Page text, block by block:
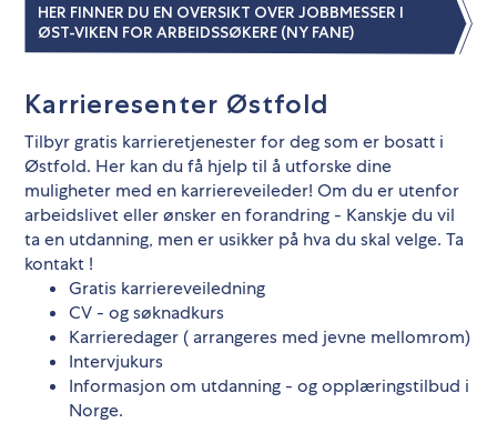
HER FINNER DU EN OVERSIKT OVER JOBBMESSER I
ØST-VIKEN FOR ARBEIDSSØKERE (NY FANE)
Karrieresenter Østfold
Tilbyr gratis karrieretjenester for deg som er bosatt i
Østfold. Her kan du få hjelp til å utforske dine
muligheter med en karriereveileder! Om du er utenfor
arbeidslivet eller ønsker en forandring - Kanskje du vil
ta en utdanning, men er usikker på hva du skal velge. Ta
kontakt !
Gratis karriereveiledning
CV - og søknadkurs
Karrieredager ( arrangeres med jevne mellomrom)
Intervjukurs
Informasjon om utdanning - og opplæringstilbud i
Norge.